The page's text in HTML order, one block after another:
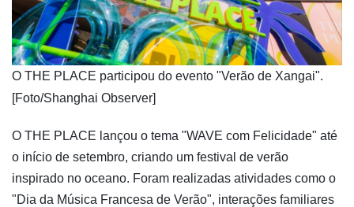
​O THE PLACE participou do evento "Verão de Xangai".
[Foto/Shanghai Observer]
O THE PLACE lançou o tema "WAVE com Felicidade" até
o início de setembro, criando um festival de verão
inspirado no oceano. Foram realizadas atividades como o
"Dia da Música Francesa de Verão", interações familiares